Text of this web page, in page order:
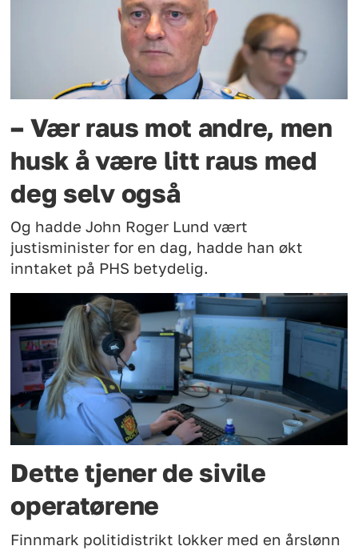
– Vær raus mot andre, men
husk å være litt raus med
deg selv også
Og hadde John Roger Lund vært
justisminister for en dag, hadde han økt
inntaket på PHS betydelig.
Dette tjener de sivile
operatørene
Finnmark politidistrikt lokker med en årslønn